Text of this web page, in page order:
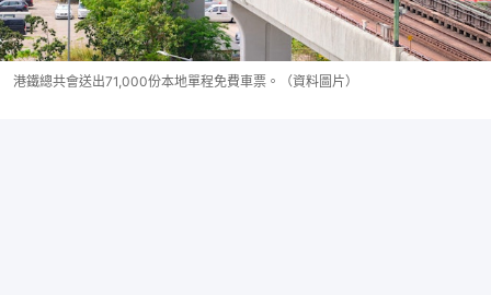
港鐵總共會送出71,000份本地單程免費車票。（資料圖片）